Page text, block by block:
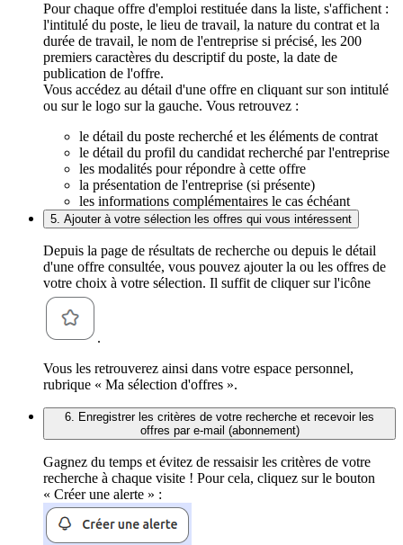
Pour chaque offre d'emploi restituée dans la liste, s'affichent :
l'intitulé du poste, le lieu de travail, la nature du contrat et la
durée de travail, le nom de l'entreprise si précisé, les 200
premiers caractères du descriptif du poste, la date de
publication de l'offre.
Vous accédez au détail d'une offre en cliquant sur son intitulé
ou sur le logo sur la gauche. Vous retrouvez :
le détail du poste recherché et les éléments de contrat
le détail du profil du candidat recherché par l'entreprise
les modalités pour répondre à cette offre
la présentation de l'entreprise (si présente)
les informations complémentaires le cas échéant
5. Ajouter à votre sélection les offres qui vous intéressent
Depuis la page de résultats de recherche ou depuis le détail
d'une offre consultée, vous pouvez ajouter la ou les offres de
votre choix à votre sélection. Il suffit de cliquer sur l'icône
.
Vous les retrouverez ainsi dans votre espace personnel,
rubrique « Ma sélection d'offres ».
6. Enregistrer les critères de votre recherche et recevoir les
offres par e-mail (abonnement)
Gagnez du temps et évitez de ressaisir les critères de votre
recherche à chaque visite ! Pour cela, cliquez sur le bouton
« Créer une alerte » :